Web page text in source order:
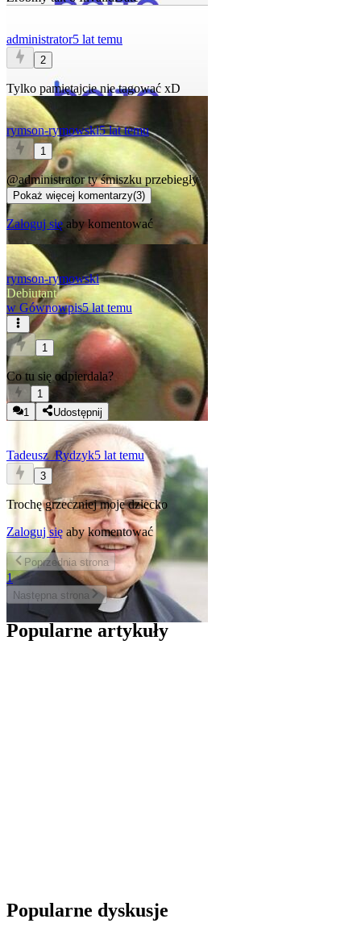
administrator5 lat temu
2
Tylko pamiętajcie nie tagować xD
rymson-rymowski5 lat temu
1
@administratorty śmiszku przebiegły
Pokaż więcej komentarzy(3)
Zaloguj się aby komentować
rymson-rymowski
Debiutant
w Gównowpis5 lat temu
1
Co tu się odpierdala?
1
1
Udostępnij
Tadeusz_Rydzyk5 lat temu
3
Trochę grzeczniej moje dziecko
Zaloguj się aby komentować
Poprzednia strona
1
Następna strona
Popularne artykuły
Popularne dyskusje